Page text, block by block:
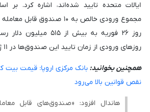
ایالات متحده تایید شده‌اند، اشاره کرد. بر
مجموع ورودی خالص به ۱۰
روز ۲۶ فوریه به بیش از
روزهای ورودی از زمان تایید این صندوق‌ها در ۱۱ ژانویه بوده است.
همچنین بخوانید: بانک مرکزی اروپا: قیمت بیت
نقص قوانین بالا می‌رود
هاندال افزود: «صندوق‌های قابل